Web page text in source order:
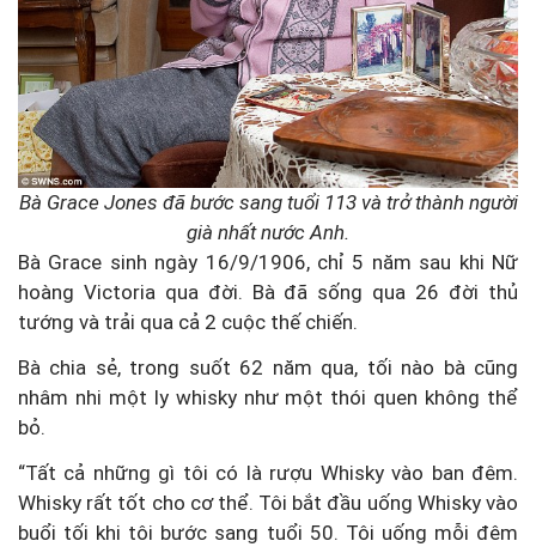
Bà Grace Jones đã bước sang tuổi 113 và trở thành người
già nhất nước Anh.
Bà Grace sinh ngày 16/9/1906, chỉ 5 năm sau khi Nữ
hoàng Victoria qua đời. Bà đã sống qua 26 đời thủ
tướng và trải qua cả 2 cuộc thế chiến.
Bà chia sẻ, trong suốt 62 năm qua, tối nào bà cũng
nhâm nhi một ly whisky như một thói quen không thể
bỏ.
“Tất cả những gì tôi có là rượu Whisky vào ban đêm.
Whisky rất tốt cho cơ thể. Tôi bắt đầu uống Whisky vào
buổi tối khi tôi bước sang tuổi 50. Tôi uống mỗi đêm